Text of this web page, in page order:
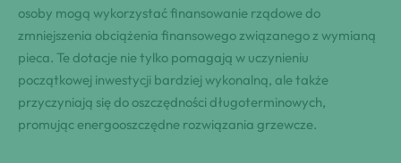
osoby mogą wykorzystać finansowanie rządowe do
zmniejszenia obciążenia finansowego związanego z wymianą
pieca. Te dotacje nie tylko pomagają w uczynieniu
początkowej inwestycji bardziej wykonalną, ale także
przyczyniają się do oszczędności długoterminowych,
promując energooszczędne rozwiązania grzewcze.